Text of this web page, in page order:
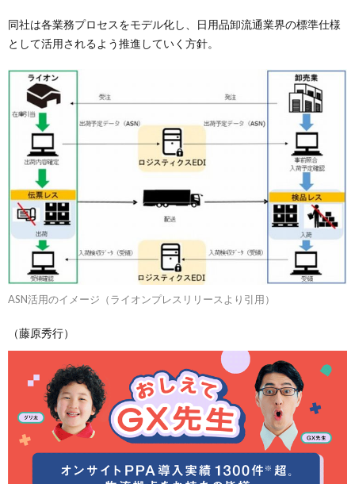
同社は各業務プロセスをモデル化し、日用品卸流通業界の標準仕様
として活用されるよう推進していく方針。
ASN活用のイメージ（ライオンプレスリリースより引用）
（藤原秀行）